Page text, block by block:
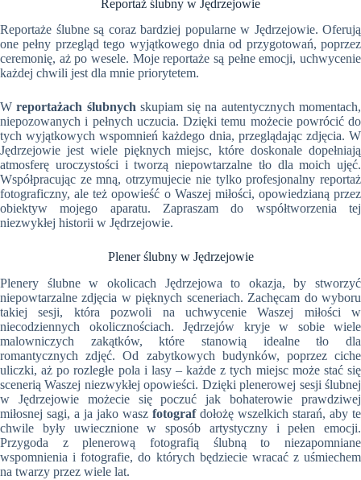
Reportaż ślubny w Jędrzejowie
Reportaże ślubne są coraz bardziej popularne w Jędrzejowie. Oferują
one pełny przegląd tego wyjątkowego dnia od przygotowań, poprzez
ceremonię, aż po wesele. Moje reportaże są pełne emocji, uchwycenie
każdej chwili jest dla mnie priorytetem.
Wreportażach ślubnych skupiam się na autentycznych momentach,
niepozowanych i pełnych uczucia. Dzięki temu możecie powrócić do
tych wyjątkowych wspomnień każdego dnia, przeglądając zdjęcia. W
Jędrzejowie jest wiele pięknych miejsc, które doskonale dopełniają
atmosferę uroczystości i tworzą niepowtarzalne tło dla moich ujęć.
Współpracując ze mną, otrzymujecie nie tylko profesjonalny reportaż
fotograficzny, ale też opowieść o Waszej miłości, opowiedzianą przez
obiektyw mojego aparatu. Zapraszam do współtworzenia tej
niezwykłej historii w Jędrzejowie.
Plener ślubny w Jędrzejowie
Plenery ślubne w okolicach Jędrzejowa to okazja, by stworzyć
niepowtarzalne zdjęcia w pięknych sceneriach. Zachęcam do wyboru
takiej sesji, która pozwoli na uchwycenie Waszej miłości w
niecodziennych okolicznościach. Jędrzejów kryje w sobie wiele
malowniczych zakątków, które stanowią idealne tło dla
romantycznych zdjęć. Od zabytkowych budynków, poprzez ciche
uliczki, aż po rozległe pola i lasy – każde z tych miejsc może stać się
scenerią Waszej niezwykłej opowieści. Dzięki plenerowej sesji ślubnej
w Jędrzejowie możecie się poczuć jak bohaterowie prawdziwej
miłosnej sagi, a ja jako wasz fotografdołożę wszelkich starań, aby te
chwile były uwiecznione w sposób artystyczny i pełen emocji.
Przygoda z plenerową fotografią ślubną to niezapomniane
wspomnienia i fotografie, do których będziecie wracać z uśmiechem
na twarzy przez wiele lat.